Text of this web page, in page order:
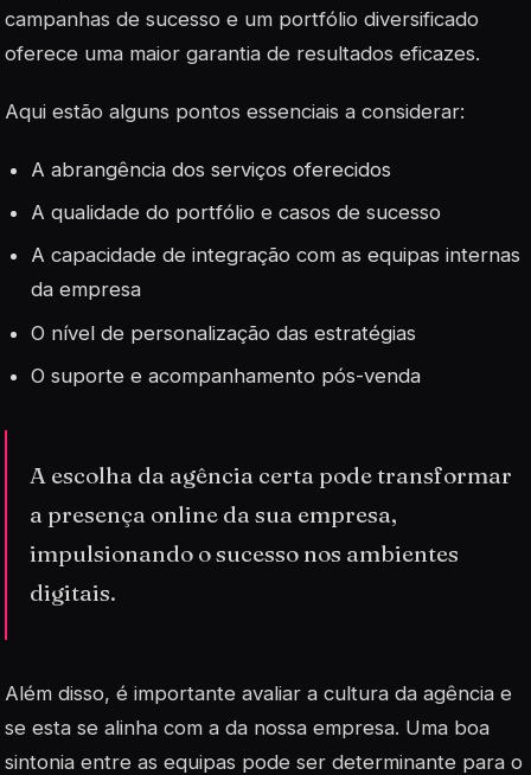
campanhas de sucesso e um portfólio diversificado
oferece uma maior garantia de resultados eficazes.
Aqui estão alguns pontos essenciais a considerar:
A abrangência dos serviços oferecidos
A qualidade do portfólio e casos de sucesso
A capacidade de integração com as equipas internas
da empresa
O nível de personalização das estratégias
O suporte e acompanhamento pós-venda
A escolha da agência certa pode transformar
a presença online da sua empresa,
impulsionando o sucesso nos ambientes
digitais.
Além disso, é importante avaliar a cultura da agência e
se esta se alinha com a da nossa empresa. Uma boa
sintonia entre as equipas pode ser determinante para o